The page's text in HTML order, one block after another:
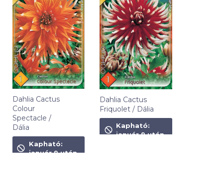
Dahlia Cactus
Colour
Spectacle /
Dália
1 490Ft
Kapható:
január 9 után
Dahlia Cactus
Friquolet / Dália
1 490Ft
Kapható:
január 9 után